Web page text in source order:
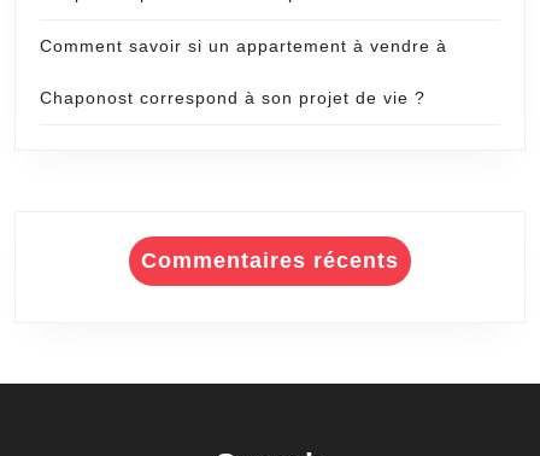
Comment savoir si un appartement à vendre à
Chaponost correspond à son projet de vie ?
Commentaires récents